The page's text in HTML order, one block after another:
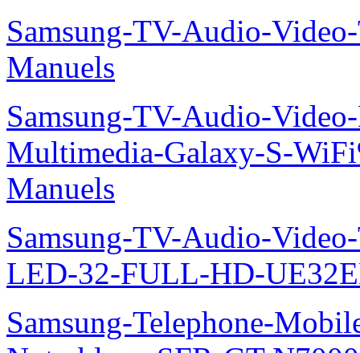
Samsung-TV-Audio-
Manuels
Samsung-TV-Audio-
Multimedia-Galaxy-S-
Manuels
Samsung-TV-Audio-
LED-32-FULL-HD-
Samsung-Telephone-